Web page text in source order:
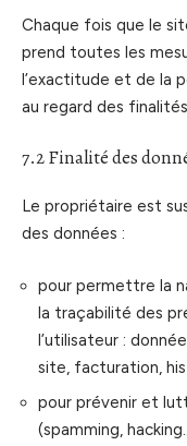
Chaque fois que le
prend toutes les
l’exactitude et de la
au regard des
7.2 Finalité des
Le propriétaire est
des données :
pour permettre la
la traçabilité des
l’utilisateur :
site, facturation,
pour prévenir et
(spamming,